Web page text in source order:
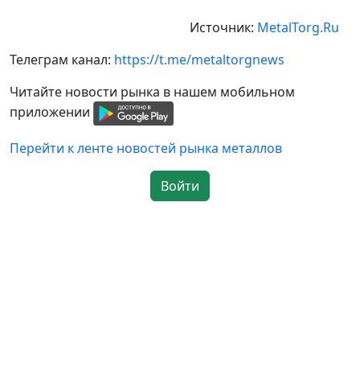
Источник: MetalTorg.Ru
Телеграм канал: https://t.me/metaltorgnews
Читайте новости рынка в нашем мобильном
приложении
Перейти к ленте новостей рынка металлов
Войти